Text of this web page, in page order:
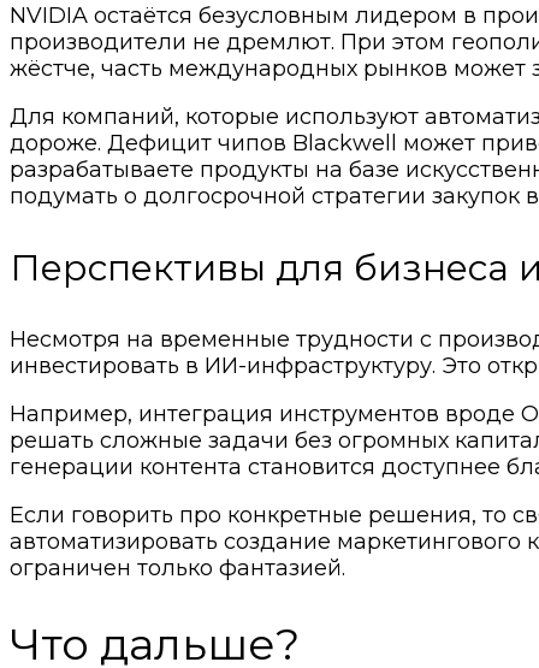
NVIDIA остаётся безусловным лидером в
производители не дремлют. При этом
жёстче, часть международных рынков может
Для компаний, которые используют
дороже. Дефицит чипов Blackwell может
разрабатываете продукты на базе
подумать о долгосрочной стратегии
Перспективы для бизнеса
Несмотря на временные трудности с
инвестировать в ИИ-инфраструктуру. Это
Например, интеграция инструментов вроде
решать сложные задачи без огромных
генерации контента становится доступнее
Если говорить про конкретные решения, то
автоматизировать создание
ограничен только фантазией.
Что дальше?